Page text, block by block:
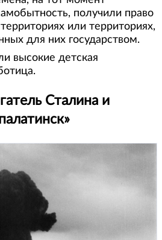
получили право
или территориях,
для них государством.
высокие детская
Сталина и